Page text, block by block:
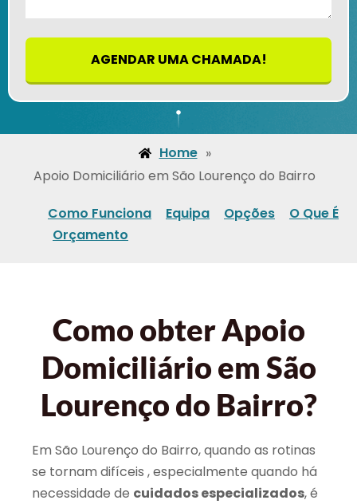
AGENDAR UMA CHAMADA!
Home »
Apoio Domiciliário em São Lourenço do Bairro
Como Funciona Equipa Opções
O Que É
Orçamento
Como obter Apoio
Domiciliário em São
Lourenço do Bairro?
Em São Lourenço do Bairro, quando as rotinas
se tornam difíceis , especialmente quando há
necessidade de cuidados especializados, é